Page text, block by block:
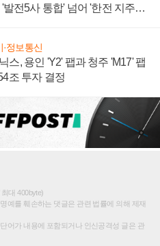
발전5사 통합' 넘어 '한전 지주사'
·정보통신
스, 용인 'Y2' 팹과 청주 'M17' 팹
조 투자 결정
대 400byte)
예를 훼손하는 댓글은 관련 법률에 의해 제재
어가 내용에 포함되거나 인신공격성 글은 관